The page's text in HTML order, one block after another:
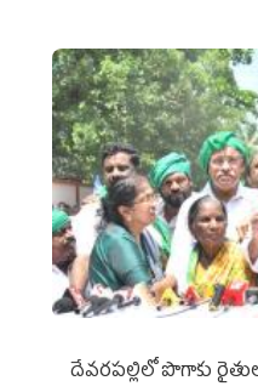
దేవరపల్లిలో పొగాకు